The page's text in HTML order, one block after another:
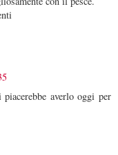
averlo oggi per